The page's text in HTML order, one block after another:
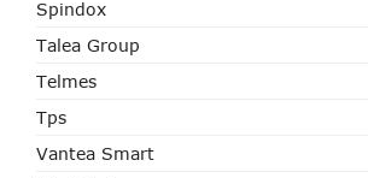
Spindox
Talea Group
Telmes
Tps
Vantea Smart